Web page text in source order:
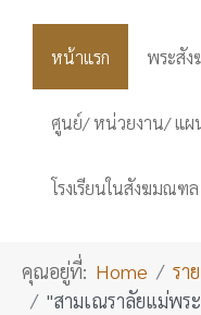
หน้าแรก พระสัง
ศูนย์/ หน่วยงาน/ แผ
โรงเรียนในสังฆมณฑล
คุณอยู่ที่: Home
รา
"สามเณราลัยแม่พร